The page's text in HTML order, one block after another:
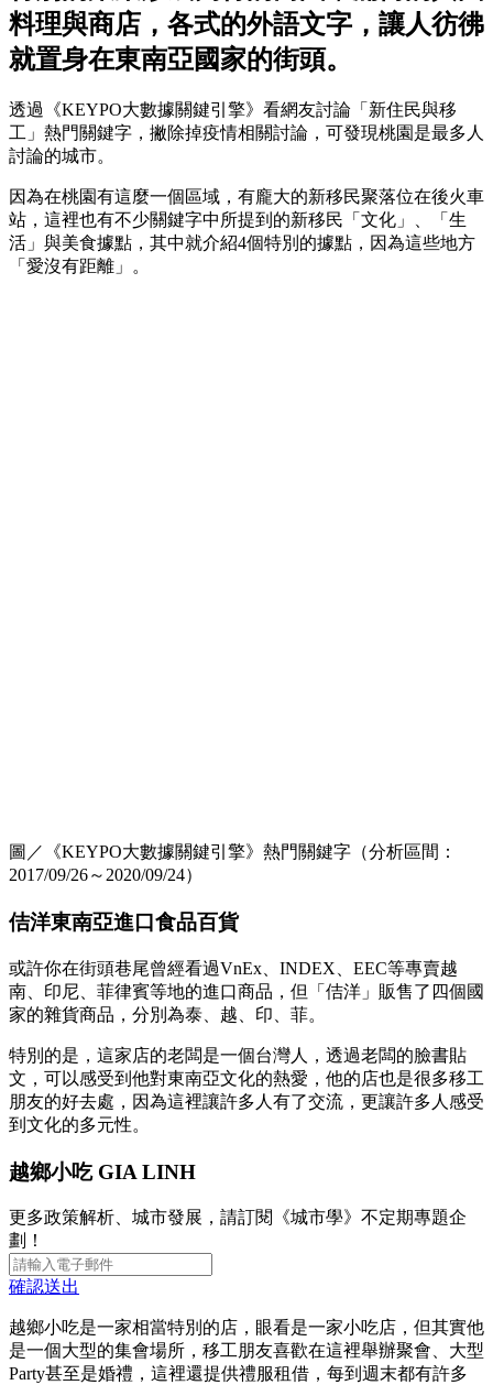
料理與商店，各式的外語文字，讓人彷彿
就置身在東南亞國家的街頭。
透過《KEYPO大數據關鍵引擎》看網友討論「新住民與移
工」熱門關鍵字，撇除掉疫情相關討論，可發現桃園是最多人
討論的城市。
因為在桃園有這麼一個區域，有龐大的新移民聚落位在後火車
站，這裡也有不少關鍵字中所提到的新移民「文化」、「生
活」與美食據點，其中就介紹4個特別的據點，因為這些地方
「愛沒有距離」。
圖／《KEYPO大數據關鍵引擎》熱門關鍵字（分析區間：
2017/09/26～2020/09/24）
佶洋東南亞進口食品百貨
或許你在街頭巷尾曾經看過VnEx、INDEX、EEC等專賣越
南、印尼、菲律賓等地的進口商品，但「佶洋」販售了四個國
家的雜貨商品，分別為泰、越、印、菲。
特別的是，這家店的老闆是一個台灣人，透過老闆的臉書貼
文，可以感受到他對東南亞文化的熱愛，他的店也是很多移工
朋友的好去處，因為這裡讓許多人有了交流，更讓許多人感受
到文化的多元性。
越鄉小吃 GIA LINH
更多政策解析、城市發展，請訂閱《城市學》不定期專題企
劃！
確認送出
越鄉小吃是一家相當特別的店，眼看是一家小吃店，但其實他
是一個大型的集會場所，移工朋友喜歡在這裡舉辦聚會、大型
Party甚至是婚禮，這裡還提供禮服租借，每到週末都有許多